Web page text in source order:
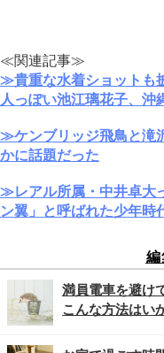
≪関連記事≫
≫貴重な水着ショットも
人っぽい池江璃花子、沖
≫ケンブリッジ飛鳥と滝
かに話題だった
≫レアル所属・中井卓大
ン翼」と呼ばれた少年時
編
満員電車を避け
こんな方法はい